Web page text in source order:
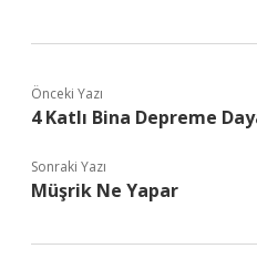
Önceki Yazı
4 Katlı Bina Depreme
Sonraki Yazı
Müşrik Ne Yapar